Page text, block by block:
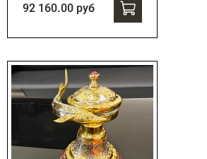
92 160.00 руб